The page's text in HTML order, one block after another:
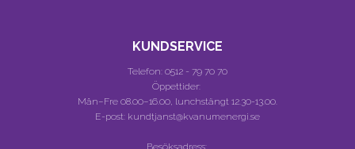
KUNDSERVICE
Telefon: 0512 - 79 70 70
Öppettider:
Mån–Fre 08.00–16.00, lunchstängt 12.30-13.00.
E-post: kundtjanst@kvanumenergi.se
Besöksadress: